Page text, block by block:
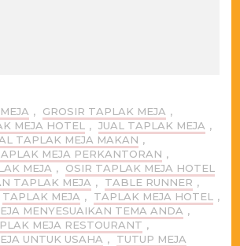
, GROSIR TAPLAK MEJA ,
MEJA HOTEL
, JUAL TAPLAK MEJA ,
TAPLAK MEJA MAKAN ,
MEJA PERKANTORAN ,
MEJA ,
OSIR TAPLAK MEJA HOTEL
TAPLAK MEJA , TABLE RUNNER ,
TAPLAK MEJA , TAPLAK MEJA HOTEL
,
MENYESUAIKAN TEMA ANDA ,
MEJA RESTOURANT ,
UNTUK USAHA , TUTUP MEJA